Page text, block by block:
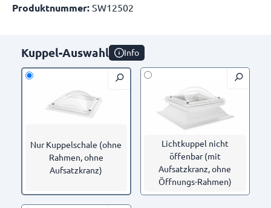
Produktnummer: SW12502
Kuppel-Auswahl Info
Nur Kuppelschale (ohne
Rahmen, ohne
Aufsatzkranz)
Lichtkuppel nicht
öffenbar (mit
Aufsatzkranz, ohne
Öffnungs-Rahmen)